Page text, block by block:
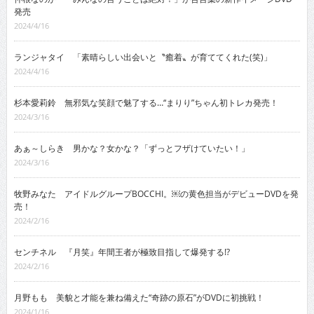
発売
2024/4/16
ランジャタイ 「素晴らしい出会いと〝癒着〟が育ててくれた(笑)」
2024/4/16
杉本愛莉鈴 無邪気な笑顔で魅了する…“まりり”ちゃん初トレカ発売！
2024/3/16
あぁ～しらき 男かな？女かな？「ずっとフザけていたい！」
2024/3/16
牧野みなた アイドルグループBOCCHI。￼の黄色担当がデビューDVDを発
売！
2024/2/16
センチネル 『月笑』年間王者が極致目指して爆発する!?
2024/2/16
月野もも 美貌と才能を兼ね備えた“奇跡の原石”がDVDに初挑戦！
2024/1/16